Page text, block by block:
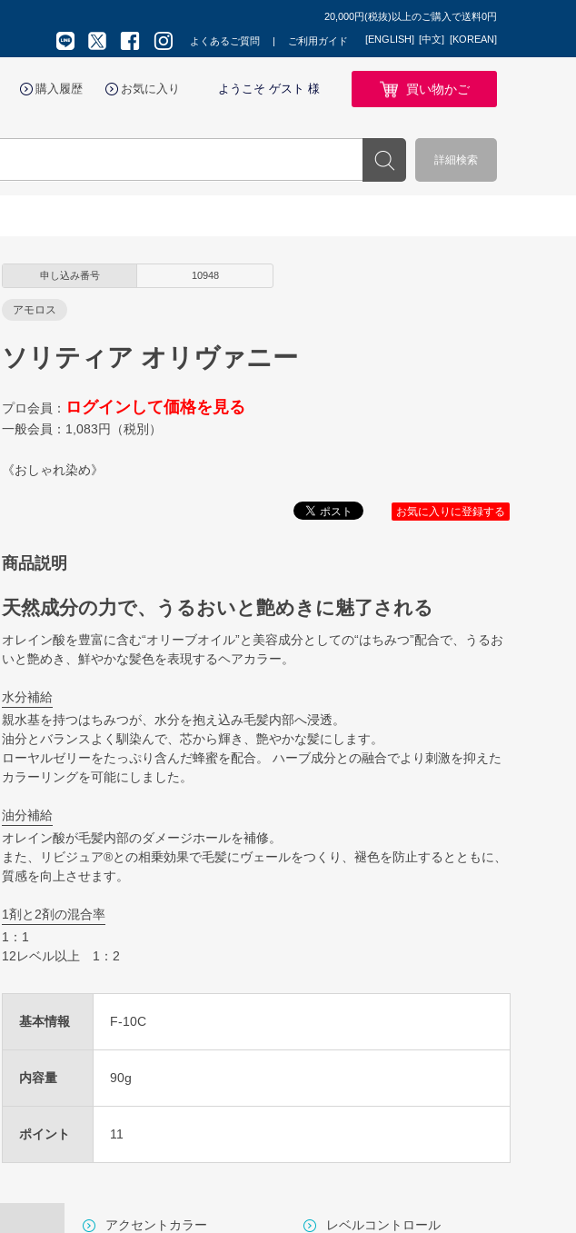
20,000円(税抜)以上のご購入で送料0円
よくあるご質問 ご利用ガイド [ENGLISH] [中文] [KOREAN]
購入履歴 お気に入り ようこそ ゲスト 様 買い物かご
詳細検索
申し込み番号 10948
アモロス
ソリティア オリヴァニー
プロ会員： ログインして価格を見る
一般会員： 1,083円（税別）
《おしゃれ染め》
お気に入りに登録する
商品説明
天然成分の力で、うるおいと艶めきに魅了される
オレイン酸を豊富に含む“オリーブオイル”と美容成分としての“はちみつ”配合で、うるお
いと艶めき、鮮やかな髪色を表現するヘアカラー。
水分補給
親水基を持つはちみつが、水分を抱え込み毛髪内部へ浸透。
油分とバランスよく馴染んで、芯から輝き、艶やかな髪にします。
ローヤルゼリーをたっぷり含んだ蜂蜜を配合。 ハーブ成分との融合でより刺激を抑えた
カラーリングを可能にしました。
油分補給
オレイン酸が毛髪内部のダメージホールを補修。
また、リビジュア®との相乗効果で毛髪にヴェールをつくり、褪色を防止するとともに、
質感を向上させます。
1剤と2剤の混合率
1：1
12レベル以上 1：2
基本情報 F-10C
内容量 90g
ポイント 11
アクセントカラー レベルコントロール